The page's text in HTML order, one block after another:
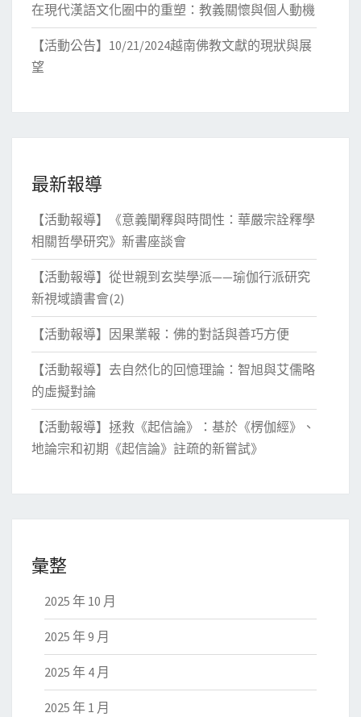
在現代漢語文化圈中的重塑：教義關懷與個人動機
【活動公告】10/21/2024越南佛教文獻的現狀與展
望
最新報導
【活動報導】《意義闡釋與時間性：華嚴宗詮釋學
相關哲學研究》新書座談會
【活動報導】從世親到玄奘學派——瑜伽行派研究
新視域讀書會(2)
【活動報導】因果業報：佛的對話與善巧方便
【活動報導】去自然化的回憶理論：智旭與艾儒略
的虛擬對論
【活動報導】拯救《起信論》：基於《楞伽經》、
地論宗和初期《起信論》註疏的新嘗試》
彙整
2025 年 10 月
2025 年 9 月
2025 年 4 月
2025 年 1 月